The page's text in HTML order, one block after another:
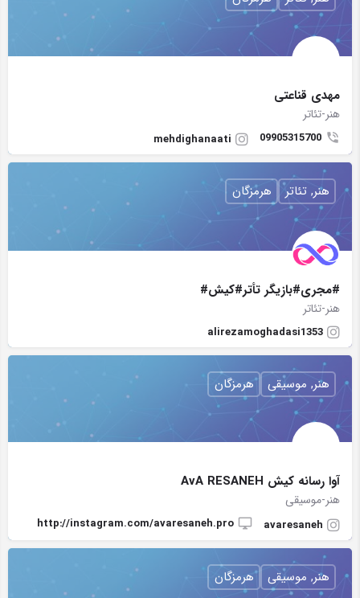
مهدی قناعتی
هنر-تئاتر
09905315700
mehdighanaati
#مجرى#بازيگر تأتر#كيش#
هنر-تئاتر
alirezamoghadasi1353
هنر, تئاتر هرمزگان
آوا رسانه كيش AvA RESANEH
هنر-موسیقی
avaresaneh
http://instagram.com/avaresaneh.pro
هنر, موسیقی هرمزگان
هنر, موسیقی هرمزگان